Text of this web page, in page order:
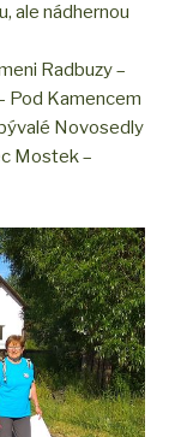
ale nádhernou
Radbuzy –
Pod Kamencem
Novosedly
Mostek –